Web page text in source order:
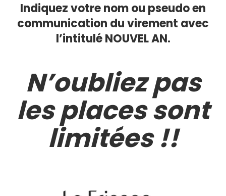
Indiquez votre nom ou pseudo en
communication du virement avec
l’intitulé NOUVEL AN.
N’oubliez pas
les places sont
limitées !!